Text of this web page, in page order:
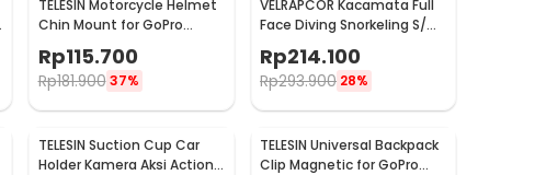
TELESIN Motorcycle Helmet
Chin Mount for GoPro
Rp115.700
Rp181.900 37%
VELRAPCOR Kacamata Full
Face Diving Snorkeling S/M
Rp214.100
Rp293.900 28%
TELESIN Suction Cup Car
Holder Kamera Aksi Action
TELESIN Universal Backpack
Clip Magnetic for GoPro